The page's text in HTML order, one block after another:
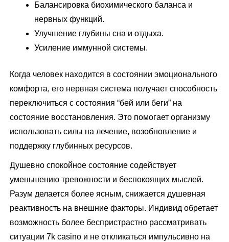
Балансировка биохимического баланса и
нервных функций.
Улучшение глубины сна и отдыха.
Усиление иммунной системы.
Когда человек находится в состоянии эмоционального
комфорта, его нервная система получает способность
переключиться с состояния “бей или беги” на
состояние восстановления. Это помогает организму
использовать силы на лечение, возобновление и
поддержку глубинных ресурсов.
Душевно спокойное состояние содействует
уменьшению тревожности и беспокоящих мыслей.
Разум делается более ясным, снижается душевная
реактивность на внешние факторы. Индивид обретает
возможность более беспристрастно рассматривать
ситуации 7k casino и не откликаться импульсивно на